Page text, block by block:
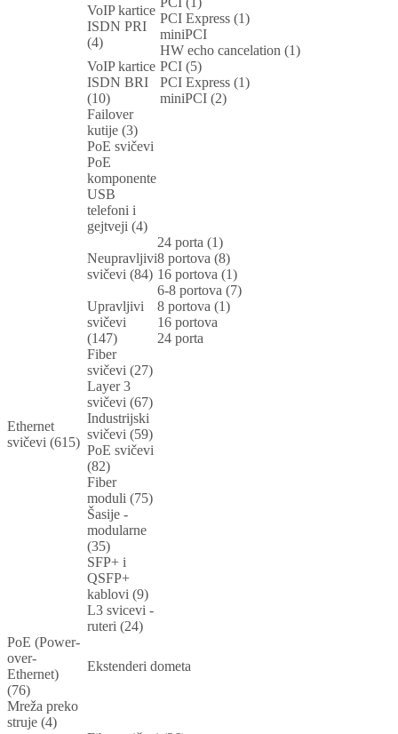
VoIP kartice
ISDN PRI
(4)
PCI Express (1)
miniPCI
HW echo cancelation (1)
VoIP kartice
ISDN BRI
(10)
PCI (5)
PCI Express (1)
miniPCI (2)
Failover
kutije (3)
PoE svičevi
PoE
komponente
USB
telefoni i
gejtveji (4)
Ethernet
svičevi (615)
Neupravljivi
svičevi (84)
24 porta (1)
8 portova (8)
16 portova (1)
6-8 portova (7)
Upravljivi
svičevi
(147)
8 portova (1)
16 portova
24 porta
Fiber
svičevi (27)
Layer 3
svičevi (67)
Industrijski
svičevi (59)
PoE svičevi
(82)
Fiber
moduli (75)
Šasije -
modularne
(35)
SFP+ i
QSFP+
kablovi (9)
L3 svicevi -
ruteri (24)
PoE (Power-
over-
Ethernet)
(76)
Ekstenderi dometa
Mreža preko
struje (4)